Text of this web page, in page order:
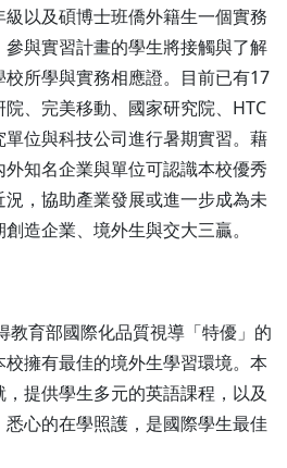
以及碩博士班僑外籍生一個實務
與實習計畫的學生將接觸與了解
所學與實務相應證。目前已有17
、完美移動、國家研究院、HTC
位與科技公司進行暑期實習。藉
知名企業與單位可認識本校優秀
，協助產業發展或進一步成為未
造企業、境外生與交大三贏。
教育部國際化品質視導「特優」的
擁有最佳的境外生學習環境。本
提供學生多元的英語課程，以及
心的在學照護，是國際學生最佳